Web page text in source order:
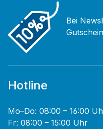
Bei
Hotline
Mo–Do: 08:00 – 16:00
Fr: 08:00 – 15:00 Uhr